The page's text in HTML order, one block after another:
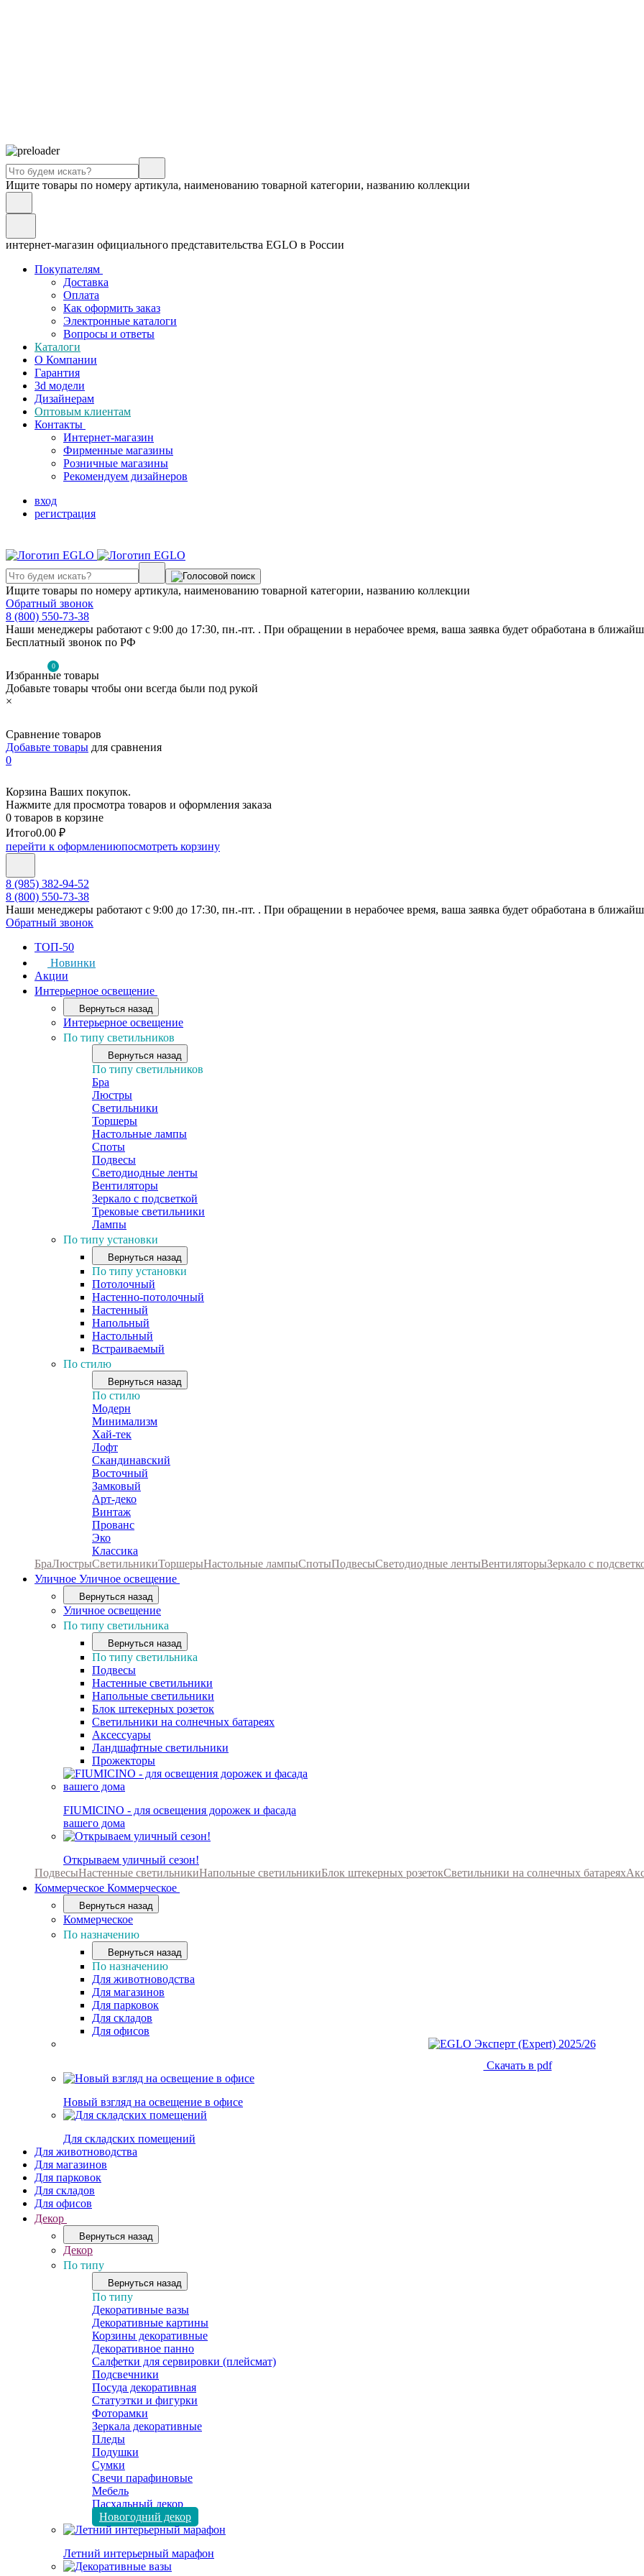
Ищите товары по номеру артикула, наименованию товарной категории, названию коллекции
интернет-магазин официального представительства EGLO в России
Покупателям
Доставка
Оплата
Как оформить заказ
Электронные каталоги
Вопросы и ответы
Каталоги
О Компании
Гарантия
3d модели
Дизайнерам
Оптовым клиентам
Контакты
Интернет-магазин
Фирменные магазины
Розничные магазины
Рекомендуем дизайнеров
вход
регистрация
Ищите товары по номеру артикула, наименованию товарной категории, названию коллекции
Обратный звонок
8 (800) 550-73-38
Наши менеджеры работают с 9:00 до 17:30, пн.-пт. . При обращении в нерабочее время, ваша заявка будет обработана в
Бесплатный звонок по РФ
0
Избранные товары
Добавьте товары чтобы они всегда были под рукой
×
Сравнение товаров
Добавьте товары для сравнения
0
Корзина Ваших покупок.
Нажмите для просмотра товаров и оформления заказа
0 товаров в корзине
Итого0.00 ₽
перейти к оформлениюпосмотреть корзину
8 (985) 382-94-52
8 (800) 550-73-38
Наши менеджеры работают с 9:00 до 17:30, пн.-пт. . При обращении в нерабочее время, ваша заявка будет обработана в
Обратный звонок
ТОП-50
Новинки
Акции
Интерьерное освещение
Вернуться назад
Интерьерное освещение
По типу светильников
Вернуться назад
По типу светильников
Бра
Люстры
Светильники
Торшеры
Настольные лампы
Споты
Подвесы
Светодиодные ленты
Вентиляторы
Зеркало с подсветкой
Трековые светильники
Лампы
По типу установки
Вернуться назад
По типу установки
Потолочный
Настенно-потолочный
Настенный
Напольный
Настольный
Встраиваемый
По стилю
Вернуться назад
По стилю
Модерн
Минимализм
Хай-тек
Лофт
Скандинавский
Восточный
Замковый
Арт-деко
Винтаж
Прованс
Эко
Классика
БраЛюстрыСветильникиТоршерыНастольные лампыСпотыПодвесыСветодиодные лентыВентиляторыЗеркало с
Уличное Уличное освещение
Вернуться назад
Уличное освещение
По типу светильника
Вернуться назад
По типу светильника
Подвесы
Настенные светильники
Напольные светильники
Блок штекерных розеток
Светильники на солнечных батареях
Аксессуары
Ландшафтные светильники
Прожекторы
FIUMICINO - для освещения дорожек и фасада
вашего дома
Открываем уличный сезон!
ПодвесыНастенные светильникиНапольные светильникиБлок штекерных розетокСветильники на солнечных батареях
Коммерческое Коммерческое
Вернуться назад
Коммерческое
По назначению
Вернуться назад
По назначению
Для животноводства
Для магазинов
Для парковок
Для складов
Для офисов
Скачать в pdf
Новый взгляд на освещение в офисе
Для складских помещений
Для животноводства
Для магазинов
Для парковок
Для складов
Для офисов
Декор
Вернуться назад
Декор
По типу
Вернуться назад
По типу
Декоративные вазы
Декоративные картины
Корзины декоративные
Декоративное панно
Салфетки для сервировки (плейсмат)
Подсвечники
Посуда декоративная
Статуэтки и фигурки
Фоторамки
Зеркала декоративные
Пледы
Подушки
Сумки
Свечи парафиновые
Мебель
Пасхальный декор
Новогодний декор
Летний интерьерный марафон